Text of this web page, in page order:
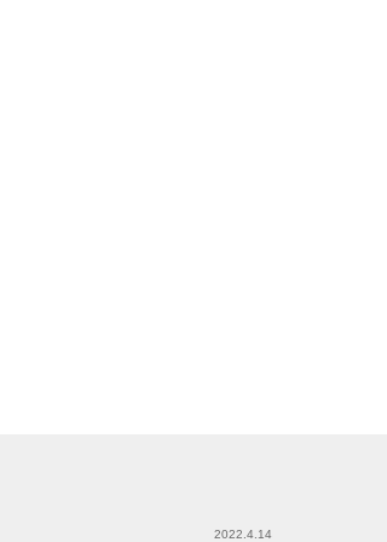
2022.4.14